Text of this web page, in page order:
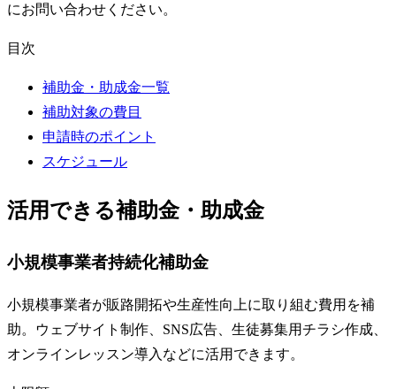
にお問い合わせください。
目次
補助金・助成金一覧
補助対象の費目
申請時のポイント
スケジュール
活用できる補助金・助成金
小規模事業者持続化補助金
小規模事業者が販路開拓や生産性向上に取り組む費用を補
助。ウェブサイト制作、SNS広告、生徒募集用チラシ作成、
オンラインレッスン導入などに活用できます。